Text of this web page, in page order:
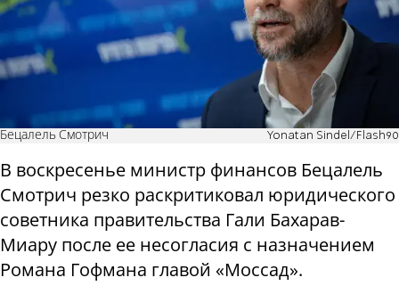
Бецалель Смотрич Yonatan Sindel/Flash90
В воскресенье министр финансов Бецалель
Смотрич резко раскритиковал юридического
советника правительства Гали Бахарав-
Миару после ее несогласия с назначением
Романа Гофмана главой «Моссад».